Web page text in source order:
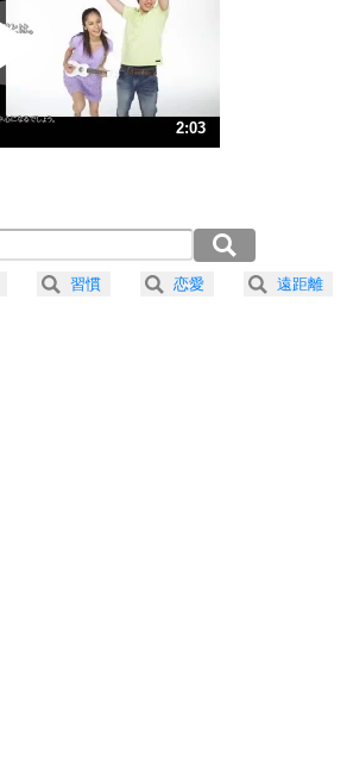
ジティブになれない原因は、行動しないから。
ポジティブ思考になる30の方法
ストレス対策
生、なんとかなるもの。
楽に生きる30の方法
の大きい人は、怒りを優しさで表現する。
プラス思考
2:03
1分1秒）
49秒）
41秒）
習慣 恋愛 遠距離